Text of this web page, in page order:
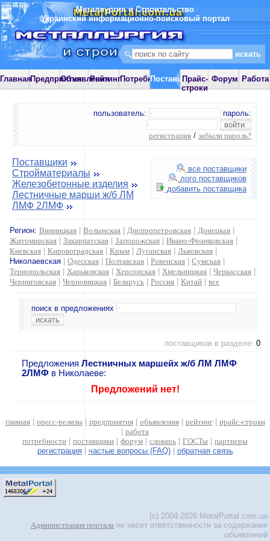
Металлургия и Строительство
Украинский информационно-поисковый портал
ГлавнаяПредприятияОбъявления
РейтингПотребностиПоставщики
Прайс-
строки
Форум Работа
пользователь: пароль:
регистрация / забыли пароль?
все поставщики
лого поставщиков
добавить поставщика
Поставщики
Стройматериалы
Железобетонные изделия
Лестничные марши ж/б ЛМ
ЛМФ 2ЛМФ
Регион: Винницкая Волынская Днепропетровская Донецкая
Житомирская
Закарпатская Запорожская Ивано-Франковская
Киевская
Кировоградская Крым Луганская Львовская
Николаевская
Одесская Полтавская Ровенская Сумская
Тернопольская
Харьковская Херсонская Хмельницкая Черкасская
Черниговская
Черновицкая Беларусь Россия Китай все
поиск в предложениях
поставщиков в разделе: 0
Предложения Лестничных маршейх ж/б ЛМ ЛМФ
2ЛМФ в Николаеве:
Предложений нет!
главная| пресс-релизы | предприятия| объявления| рейтинг| прайс-строки
работа
потребности
поставщики форум словарь ГОСТы
партнеры
регистрация| частые вопросы (FAQ)| обратная связь
(c) 2004-2026 MetalPortal.com.ua
Администрация портала не несет ответственности за содержание
объявлений